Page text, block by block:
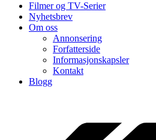
Filmer og TV-Serier
Nyhetsbrev
Om oss
Annonsering
Forfatterside
Informasjonskapsler
Kontakt
Blogg